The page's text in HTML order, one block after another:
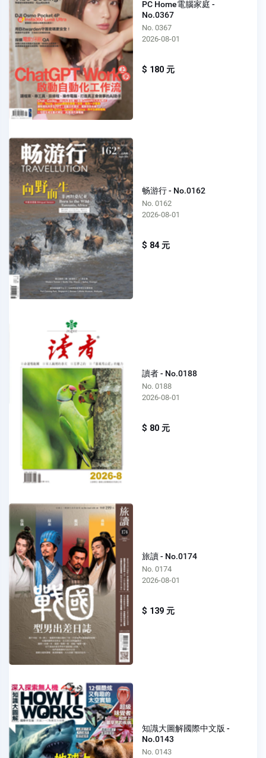
PC Home電腦家庭 -
No.0367
No. 0367
2026-08-01
$ 180 元
畅游行 - No.0162
No. 0162
2026-08-01
$ 84 元
讀者 - No.0188
No. 0188
2026-08-01
$ 80 元
旅讀 - No.0174
No. 0174
2026-08-01
$ 139 元
知識大圖解國際中文版 -
No.0143
No. 0143